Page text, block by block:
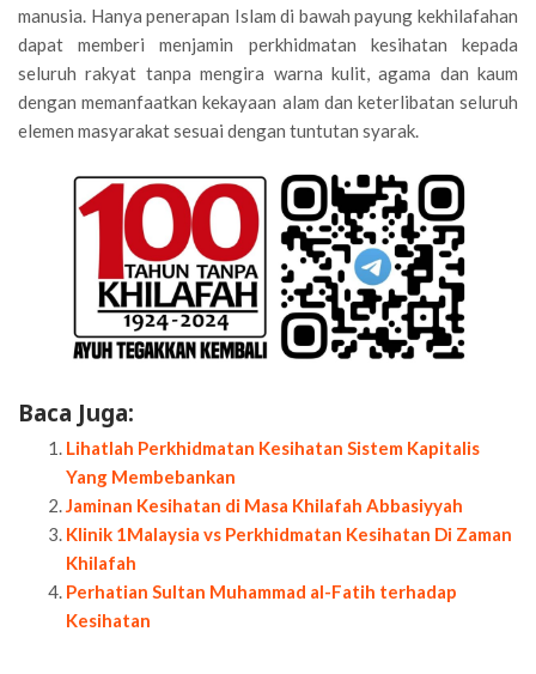
manusia. Hanya penerapan Islam di bawah payung kekhilafahan
dapat memberi menjamin perkhidmatan kesihatan kepada
seluruh rakyat tanpa mengira warna kulit, agama dan kaum
dengan memanfaatkan kekayaan alam dan keterlibatan seluruh
elemen masyarakat sesuai dengan tuntutan syarak.
Baca Juga:
Lihatlah Perkhidmatan Kesihatan Sistem Kapitalis
Yang Membebankan
Jaminan Kesihatan di Masa Khilafah Abbasiyyah
Klinik 1Malaysia vs Perkhidmatan Kesihatan Di Zaman
Khilafah
Perhatian Sultan Muhammad al-Fatih terhadap
Kesihatan